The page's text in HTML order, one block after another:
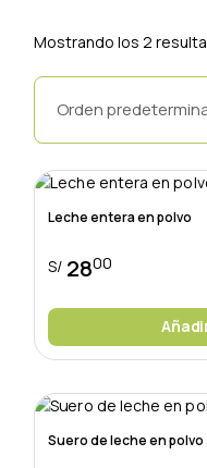
Mostrando los 2
Leche entera en polvo
S/ 2800
Suero de leche en polvo